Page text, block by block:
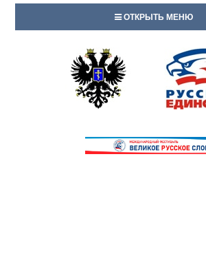
ОТКРЫТЬ МЕНЮ